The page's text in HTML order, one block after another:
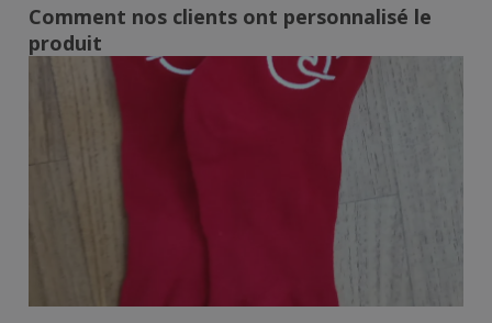
Comment nos clients ont personnalisé le
produit